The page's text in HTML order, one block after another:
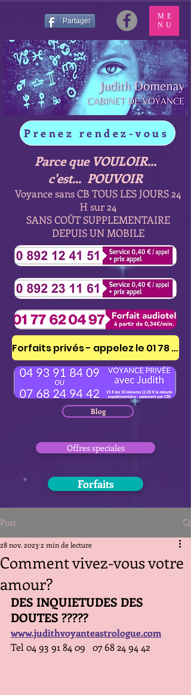
Partager
Prenez rendez-vous
Parce que VOULOIR...
c'est... POUVOIR
Voyance sans CB TOUS LES JOURS 24
H sur 24
SANS COÛT SUPPLEMENTAIRE
DEPUIS UN MOBILE
Blog
Offres speciales
ME
NU
Forfaits
Forfaits privés - appelez le 01 78 41 53 51
Post
Comment vivez-vous votre
amour?
28 nov. 2023 2 min de lecture
DES INQUIETUDES DES
DOUTES ?????
www.judithvoyanteastrologue.com
Tel 04 93 91 84 09   07 68 24 94 42